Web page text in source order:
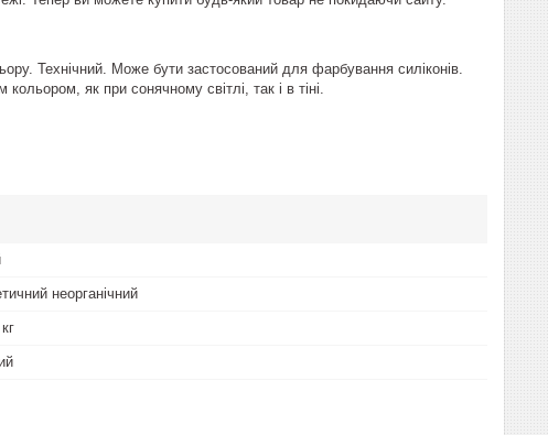
Технічний. Може бути застосований для фарбування силіконів.
як при сонячному світлі, так і в тіні.
неорганічний